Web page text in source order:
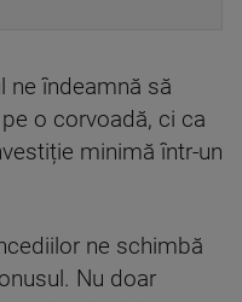
ne îndeamnă să
o corvoadă, ci ca
minimă într-un
ne schimbă
Nu doar